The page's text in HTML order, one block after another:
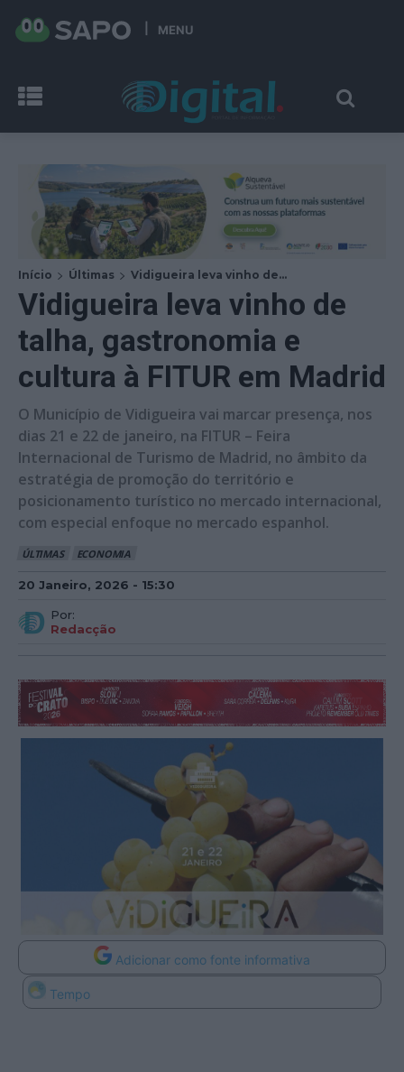
MENU
Início Últimas Vidigueira leva vinho de...
Vidigueira leva vinho de
talha, gastronomia e
cultura à FITUR em Madrid
O Município de Vidigueira vai marcar presença, nos
dias 21 e 22 de janeiro, na FITUR – Feira
Internacional de Turismo de Madrid, no âmbito da
estratégia de promoção do território e
posicionamento turístico no mercado internacional,
com especial enfoque no mercado espanhol.
ÚLTIMAS ECONOMIA
20 Janeiro, 2026 - 15:30
Por:
Redacção
Adicionar como fonte informativa
Tempo